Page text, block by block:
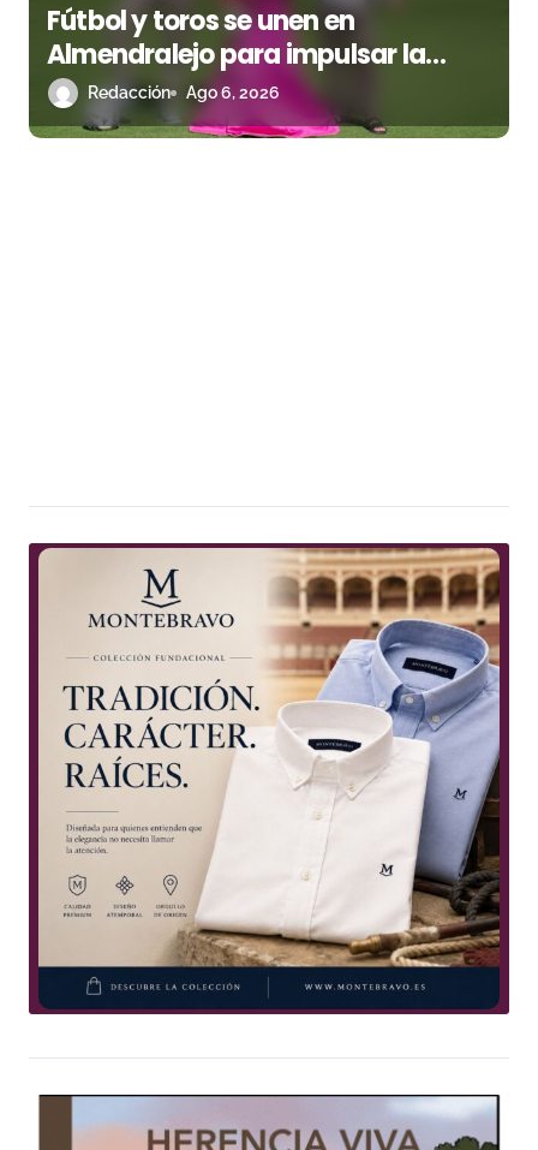
Fútbol y toros se unen en
Almendralejo para impulsar la
corrida de la Piedad
Redacción Ago 6, 2026